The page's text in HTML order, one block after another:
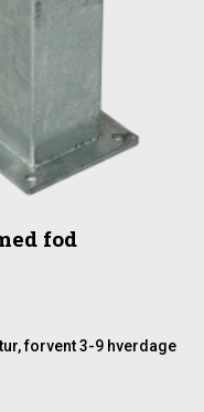
fod
forvent 3-9 hverdage